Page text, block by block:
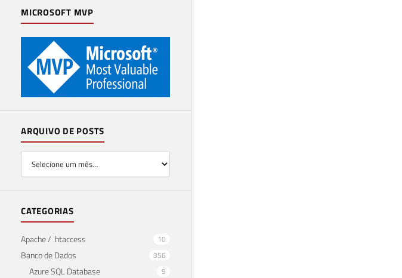
MICROSOFT MVP
ARQUIVO DE POSTS
CATEGORIAS
Apache / .htaccess 10
Banco de Dados 356
Azure SQL Database 9